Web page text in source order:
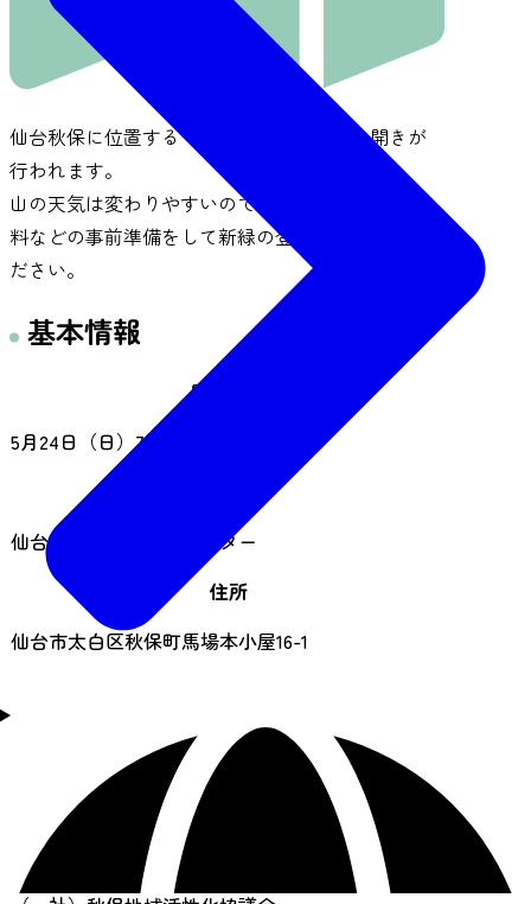
仙台秋保に位置する「大東岳」において山開きが
行われます。
山の天気は変わりやすいので、雨具・防寒衣・食
料などの事前準備をして新緑の登山をお楽しみく
ださい。
基本情報
開催日時
5月24日（日）7:00～
仙台市秋保ビジターセンター
住所
仙台市太白区秋保町馬場本小屋16-1